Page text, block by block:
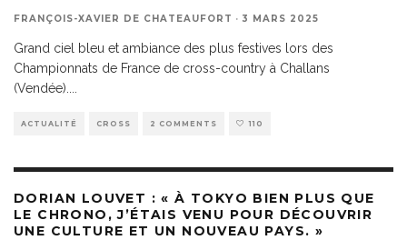
FRANÇOIS-XAVIER DE CHATEAUFORT · 3 MARS 2025
Grand ciel bleu et ambiance des plus festives lors des
Championnats de France de cross-country à Challans
(Vendée).
ACTUALITÉ CROSS 2 COMMENTS 110
DORIAN LOUVET : « À TOKYO BIEN PLUS QUE
LE CHRONO, J’ÉTAIS VENU POUR DÉCOUVRIR
UNE CULTURE ET UN NOUVEAU PAYS. »